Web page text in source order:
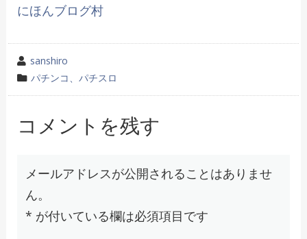
にほんブログ村
投
稿
者
sanshiro
カ
テ
リ
パチンコ、パチスロ
コメントを残す
メールアドレスが公開されることはありませ
ん。
* が付いている欄は必須項目です